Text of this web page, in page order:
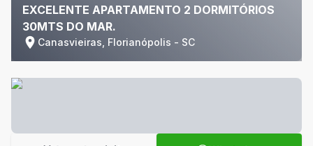
EXCELENTE APARTAMENTO 2 DORMITÓRIOS
30MTS DO MAR.
Canasvieiras, Florianópolis - SC